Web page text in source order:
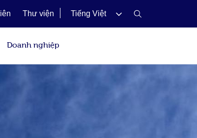
Thư viện Tiếng Việt
Doanh nghiệp